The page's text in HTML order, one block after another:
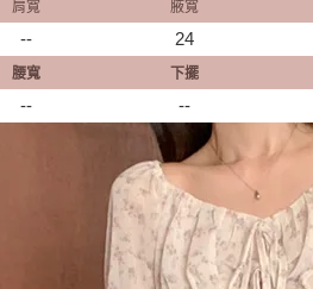
肩寬
腋寬
-- 24
腰寬 下擺
-- --